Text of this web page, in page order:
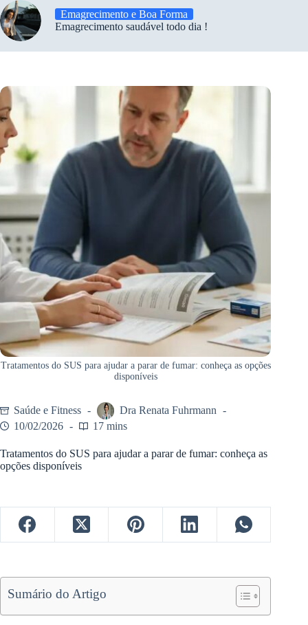
Emagrecimento e Boa Forma
Emagrecimento saudável todo dia !
Tratamentos do SUS para ajudar a parar de fumar: conheça as opções
disponíveis
Saúde e Fitness
Dra Renata Fuhrmann
10/02/2026
17 mins
Tratamentos do SUS para ajudar a parar de fumar: conheça as
opções disponíveis
Sumário do Artigo